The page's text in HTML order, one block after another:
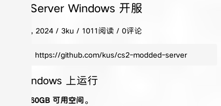
CS2 Server Windows 开服
五月 27, 2024 / 3ku / 1011阅读 / 0评论
https://github.com/kus/cs2-modded-server
在 Windows 上运行
60GB 可用空间。